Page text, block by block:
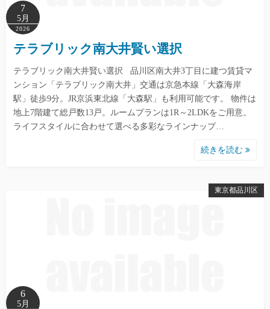
7
5月
2026
テラブリック南大井賢い選択
テラブリック南大井賢い選択 品川区南大井3丁目に建つ賃貸マ
ンション「テラブリック南大井」交通は京急本線「大森海岸
駅」徒歩9分。JR京浜東北線「大森駅」も利用可能です。 物件は
地上7階建て総戸数13戸。ルームプランは1R～2LDKをご用意。
ライフスタイルに合わせて選べる多彩なラインナップ…
続きを読む
東京都品川区
6
5月